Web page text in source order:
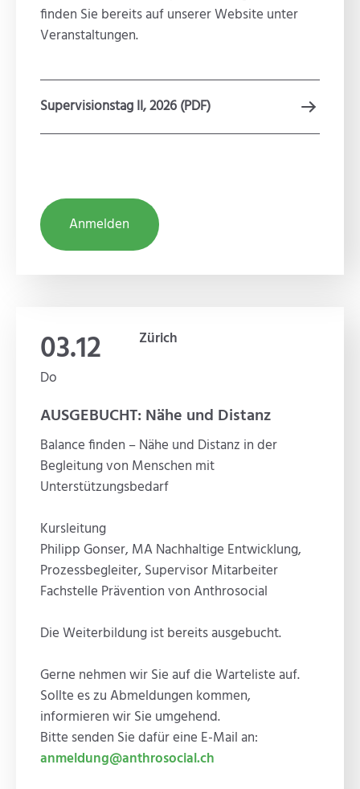
finden Sie bereits auf unserer Website unter
Veranstaltungen.
Supervisionstag II, 2026 (PDF)
Anmelden
03.12
Do
Zürich
AUSGEBUCHT: Nähe und Distanz
Balance finden – Nähe und Distanz in der
Begleitung von Menschen mit
Unterstützungsbedarf
Kursleitung
Philipp Gonser, MA Nachhaltige Entwicklung,
Prozessbegleiter, Supervisor Mitarbeiter
Fachstelle Prävention von Anthrosocial
Die Weiterbildung ist bereits ausgebucht.
Gerne nehmen wir Sie auf die Warteliste auf.
Sollte es zu Abmeldungen kommen,
informieren wir Sie umgehend.
Bitte senden Sie dafür eine E-Mail an:
anmeldung@anthrosocial.ch